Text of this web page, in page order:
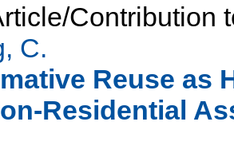
Contribution
C.
Reuse as
Residential